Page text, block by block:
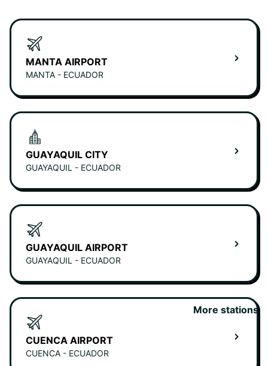
MANTA AIRPORT
MANTA - ECUADOR
GUAYAQUIL CITY
GUAYAQUIL - ECUADOR
GUAYAQUIL AIRPORT
GUAYAQUIL - ECUADOR
CUENCA AIRPORT
CUENCA - ECUADOR
More stations